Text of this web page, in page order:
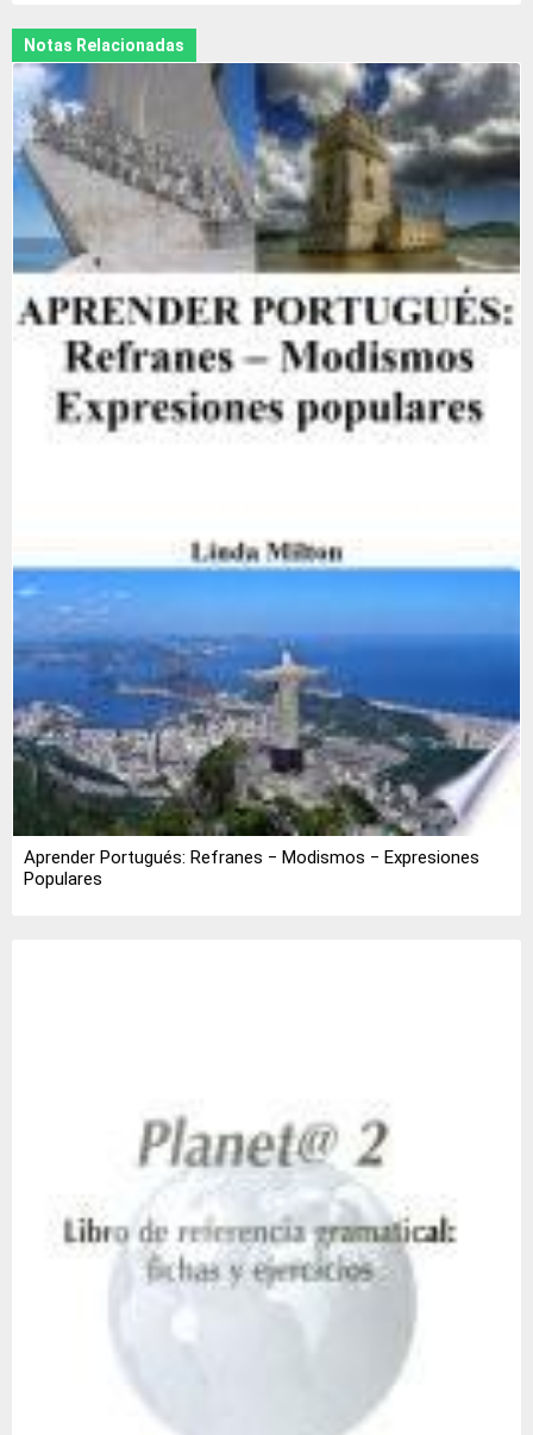
Notas Relacionadas
Aprender Portugués: Refranes ‒ Modismos ‒ Expresiones
Populares